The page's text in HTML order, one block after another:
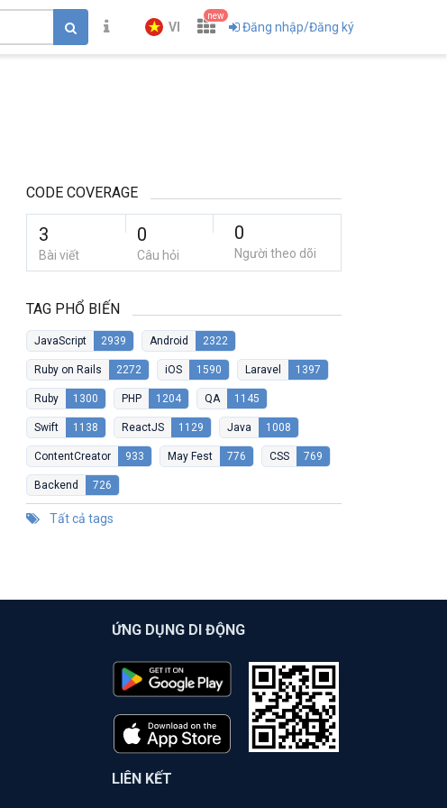
VI
new
Đăng nhập/Đăng ký
CODE COVERAGE
3
Bài viết
0
Câu hỏi
0
Người theo dõi
TAG PHỔ BIẾN
JavaScript 2939 Android 2322
Ruby on Rails 2272 iOS 1590 Laravel 1397
Ruby 1300 PHP 1204 QA 1145
Swift 1138 ReactJS 1129 Java 1008
ContentCreator 933 May Fest 776 CSS 769
Backend 726
Tất cả tags
ỨNG DỤNG DI ĐỘNG
LIÊN KẾT